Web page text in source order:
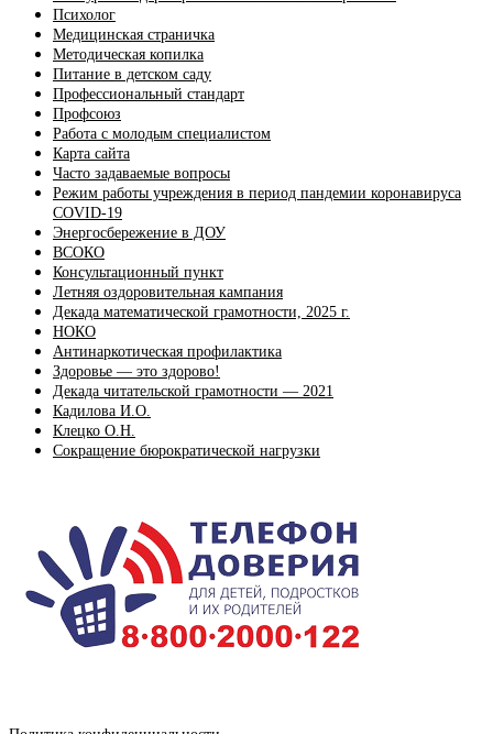
Психолог
Медицинская страничка
Методическая копилка
Питание в детском саду
Профессиональный стандарт
Профсоюз
Работа с молодым специалистом
Карта сайта
Часто задаваемые вопросы
Режим работы учреждения в период пандемии коронавируса
COVID-19
Энергосбережение в ДОУ
ВСОКО
Консультационный пункт
Летняя оздоровительная кампания
Декада математической грамотности, 2025 г.
НОКО
Антинаркотическая профилактика
Здоровье — это здорово!
Декада читательской грамотности — 2021
Кадилова И.О.
Клецко О.Н.
Сокращение бюрократической нагрузки